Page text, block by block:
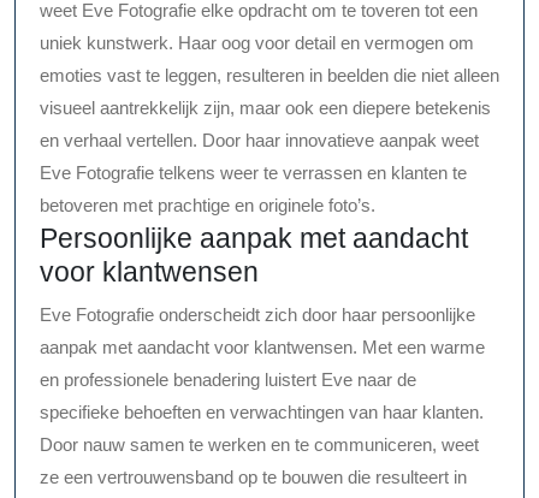
weet Eve Fotografie elke opdracht om te toveren tot een
uniek kunstwerk. Haar oog voor detail en vermogen om
emoties vast te leggen, resulteren in beelden die niet alleen
visueel aantrekkelijk zijn, maar ook een diepere betekenis
en verhaal vertellen. Door haar innovatieve aanpak weet
Eve Fotografie telkens weer te verrassen en klanten te
betoveren met prachtige en originele foto’s.
Persoonlijke aanpak met aandacht
voor klantwensen
Eve Fotografie onderscheidt zich door haar persoonlijke
aanpak met aandacht voor klantwensen. Met een warme
en professionele benadering luistert Eve naar de
specifieke behoeften en verwachtingen van haar klanten.
Door nauw samen te werken en te communiceren, weet
ze een vertrouwensband op te bouwen die resulteert in